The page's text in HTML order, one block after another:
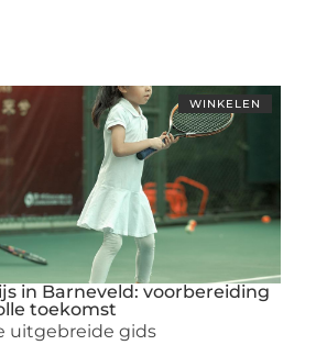
WINKELEN
in Barneveld: voorbereiding
toekomst
uitgebreide gids